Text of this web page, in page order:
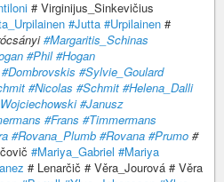
# Virginijus_Sinkevičius
#Jutta #Urpilainen #
#Margaritis_Schinas
#Phil #Hogan
#Dombrovskis #Sylvie_Goulard
#Nicolas #Schmit #Helena_Dalli
#Janusz
#Frans #Timmermans
#Rovana_Plumb #Rovana #Prumo #
#Mariya_Gabriel #Mariya
# Lenarčič # Věra_Jourová # Věra